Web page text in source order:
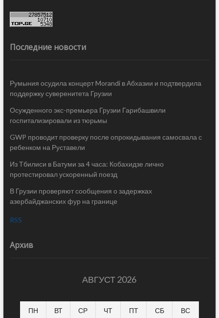
Последние новости
Румыния осудила концерт Morandi в Абхазии и подтвердила
поддержку суверенитета Грузии
Осужденного экс-премьера Грузии Гарибашвили
госпитализировали из тюрьмы
GWP проводит проверку после опрокидывания самосвала с
ребенком на Руставели
Из Тбилиси в Батуми за 4 часа: Кобахидзе лично
протестировал ускоренный поезд
В Грузии проверяют сообщения о задержках
азербайджанских фур на границе
RSS
Архив
АВГУСТ 2026
ПН ВТ СР ЧТ ПТ СБ ВС